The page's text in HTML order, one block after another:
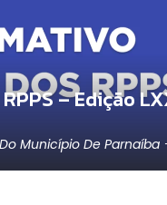
RPPS – Edição
Município De Parnaíba